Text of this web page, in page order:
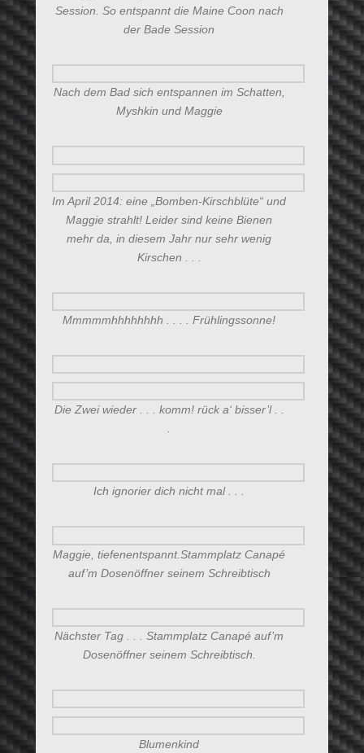
Session. So entspannt die Maine Coon nach
der Bade Session
Nach dem Bad sich entspannen im Schatten,
Myshkin und Maggie
Im April 2014: eine „Bomben-Kirschblüte“ und
Maggie strahlt! Leider sind keine Bienen
mehr da, in diesem Jahr nur sehr wenig
Kirschen . . .
Mmmmmhhhhhhhh . . . . Frühlingssonne!
Die Zwei wieder . . . komm! rück a‘ bisser’l . .
.
Ich ignorier dich nicht mal . . .
Maggie, tiefenentspannt.Stammplatz Canapé
auf’m Dosenöffner seinem Schreibtisch
Nächster Tag . . . Stammplatz Canapé auf’m
Dosenöffner seinem Schreibtisch.
Blumenkind